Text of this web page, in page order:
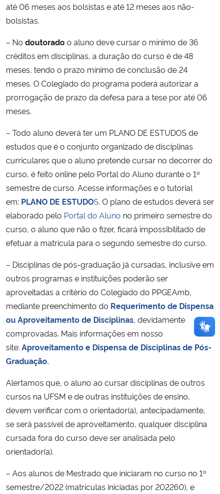
até 06 meses aos bolsistas e até 12 meses aos não-
bolsistas.
– No doutoradoo aluno deve cursar o mínimo de 36
créditos em disciplinas, a duração do curso é de 48
meses, tendo o prazo mínimo de conclusão de 24
meses. O Colegiado do programa poderá autorizar a
prorrogação de prazo da defesa para a tese por até 06
meses.
– Todo aluno deverá ter um PLANO DE ESTUDOS de
estudos que é o conjunto organizado de disciplinas
curriculares que o aluno pretende cursar no decorrer do
curso, é feito online pelo Portal do Aluno durante o 1º
semestre de curso. Acesse informações e o tutorial
em: PLANO DE ESTUDOS. O plano de estudos deverá ser
elaborado pelo Portal do Aluno no primeiro semestre do
curso, o aluno que não o fizer, ficará impossibilitado de
efetuar a matrícula para o segundo semestre do curso.
– Disciplinas de pós-graduação já cursadas, inclusive em
outros programas e instituições poderão ser
aproveitadas a critério do Colegiado do PPGEAmb,
mediante preenchimento do Requerimento de Dispensa
ou Aproveitamento de Disciplinas, devidamente
comprovadas. Mais informações em nosso
site: Aproveitamento e Dispensa de Disciplinas de Pós-
Graduação.
Alertamos que, o aluno ao cursar disciplinas de outros
cursos na UFSM e de outras instituições de ensino,
devem verificar com o orientador(a), antecipadamente,
se será passível de aproveitamento, qualquer disciplina
cursada fora do curso deve ser analisada pelo
orientador(a).
– Aos alunos de Mestrado que iniciaram no curso no 1º
semestre/2022 (matrículas iniciadas por 202260), e